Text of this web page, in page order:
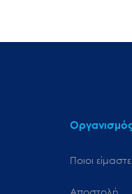
Ποιοι είμαστε